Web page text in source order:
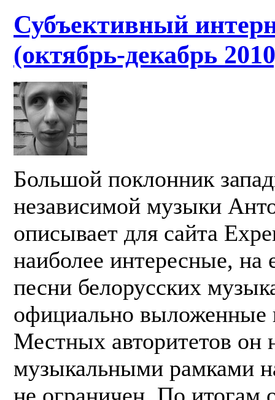
Субъективный
(октябрь-декабрь
Большой поклонник
независимой музыки
описывает для сайта
наиболее интересные, на
песни белорусских
официально выложенные
Местных авторитетов он
музыкальными рамками